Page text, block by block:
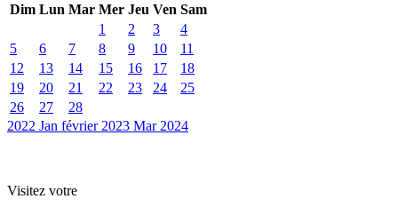
Dim Lun Mar Mer Jeu Ven Sam
1
2 3
4
5
6 7 8 9 10
11
12
13 14 15 16 17
18
19
20 21 22 23 24
25
26
27
28
2022 Jan février 2023 Mar2024
Visitez votre